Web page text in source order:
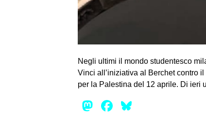
Negli ultimi il mondo studentesco
Vinci all’iniziativa al Berchet contro
per la Palestina del 12 aprile. Di ieri
Mastodon
Facebook